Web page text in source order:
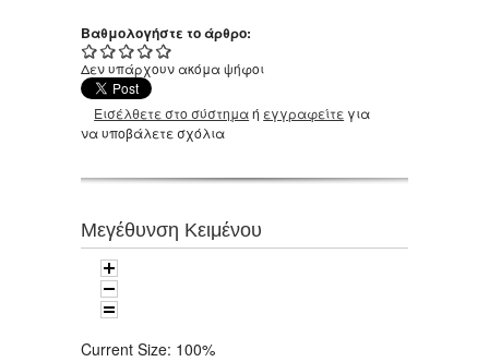
Βαθμολογήστε το άρθρο:
Δεν υπάρχουν ακόμα ψήφοι
Εισέλθετε στο σύστημαή εγγραφείτε για
να υποβάλετε σχόλια
Μεγέθυνση Κειμένου
Current Size: 100%